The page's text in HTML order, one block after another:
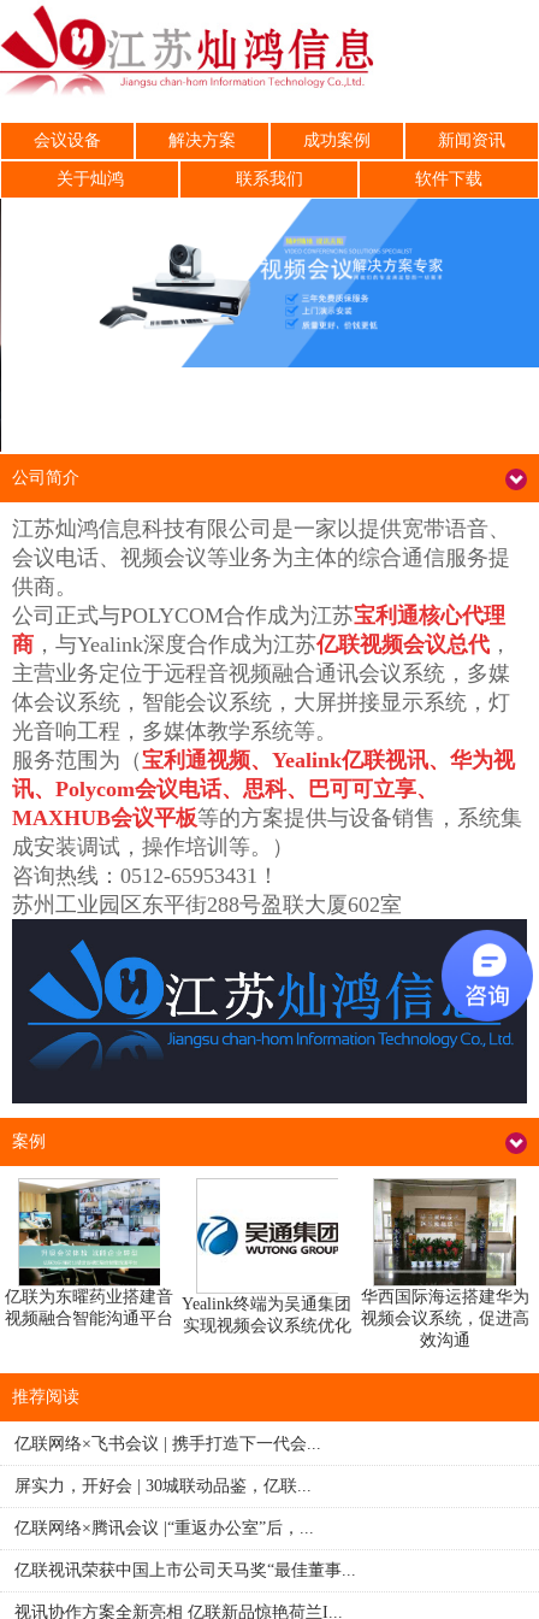
会议设备 解决方案 成功案例 新闻资讯
关于灿鸿 联系我们 软件下载
公司简介
江苏灿鸿信息科技有限公司是一家以提供宽带语音、
会议电话、视频会议等业务为主体的综合通信服务提
供商。
公司正式与POLYCOM合作成为江苏宝利通核心代理
商 ，与Yealink深度合作成为江苏亿联视频会议总代 ，
主营业务定位于远程音视频融合通讯会议系统，多媒
体会议系统，智能会议系统，大屏拼接显示系统，灯
光音响工程，多媒体教学系统等。
服务范围为（ 宝利通视频、Yealink亿联视讯、华为视
讯、Polycom会议电话、思科、巴可可立享、
MAXHUB会议平板等的方案提供与设备销售，系统集
成安装调试，操作培训等。）
咨询热线：0512-65953431！
苏州工业园区东平街288号盈联大厦602室
案例
亿联为东曜药业搭建音
视频融合智能沟通平台
Yealink终端为吴通集团
实现视频会议系统优化
华西国际海运搭建华为
视频会议系统，促进高
效沟通
推荐阅读
亿联网络×飞书会议 | 携手打造下一代会...
屏实力，开好会 | 30城联动品鉴，亿联...
亿联网络×腾讯会议 |“重返办公室”后，...
亿联视讯荣获中国上市公司天马奖“最佳董事...
视讯协作方案全新亮相 亿联新品惊艳荷兰I...